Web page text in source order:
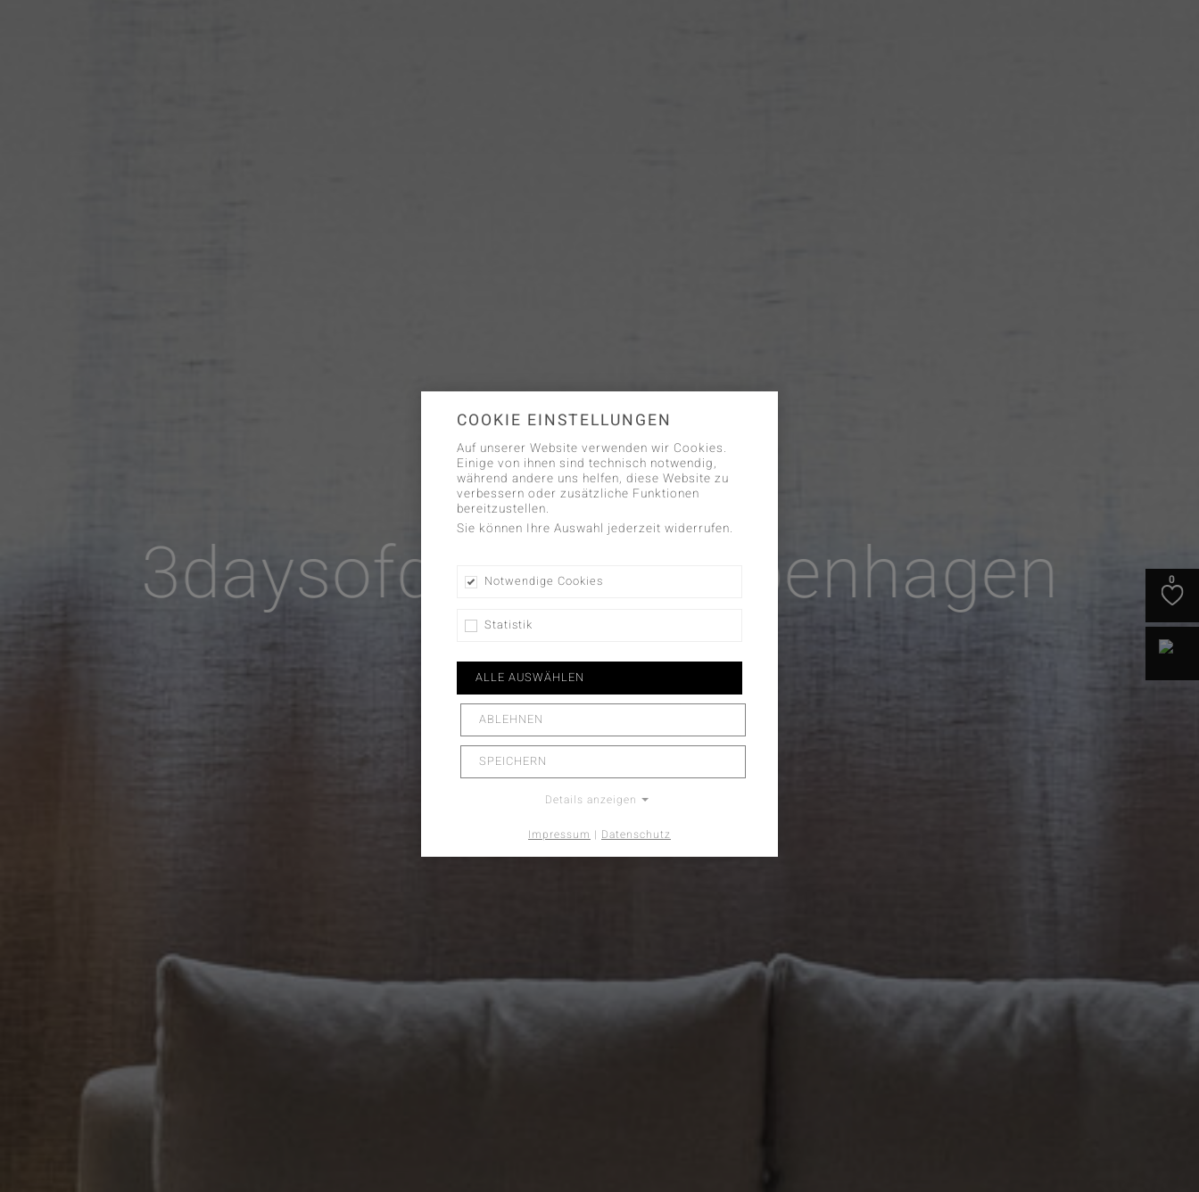
3daysofdesign | Kopenhagen
ZUR AUSSTELLUNG
0
COOKIE EINSTELLUNGEN
Auf unserer Website verwenden wir Cookies.
Einige von ihnen sind technisch notwendig,
während andere uns helfen, diese Website zu
verbessern oder zusätzliche Funktionen
bereitzustellen.
Sie können Ihre Auswahl jederzeit widerrufen.
Notwendige Cookies
Statistik
ALLE AUSWÄHLEN
ABLEHNEN
SPEICHERN
Details anzeigen
Impressum | Datenschutz